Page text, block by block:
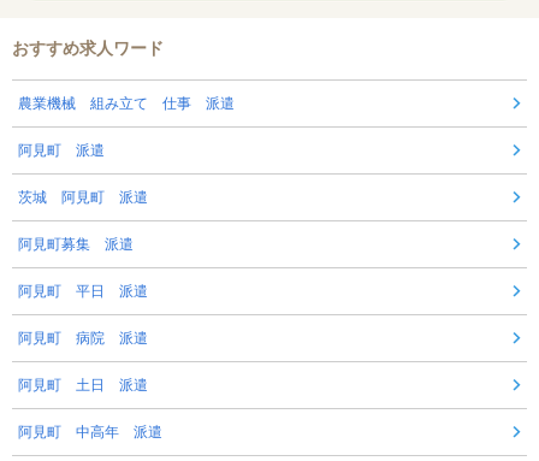
おすすめ求人ワード
農業機械 組み立て 仕事 派遣
阿見町 派遣
茨城 阿見町 派遣
阿見町募集 派遣
阿見町 平日 派遣
阿見町 病院 派遣
阿見町 土日 派遣
阿見町 中高年 派遣